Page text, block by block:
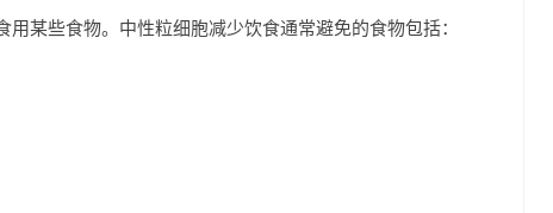
某些食物。中性粒细胞减少饮食通常避免的食物包括：